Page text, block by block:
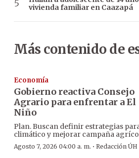
vivienda familiar en Caazapá
Más contenido de
Economía
Gobierno reactiva Consejo
Agrario para enfrentar a El
Niño
Plan. Buscan definir estrategias
climático y mejorar campaña
Agosto 7, 2026 04:00 a. m. · Redacción ÚH